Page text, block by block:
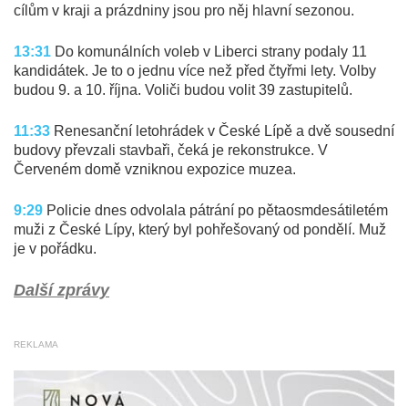
cílům v kraji a prázdniny jsou pro něj hlavní sezonou.
13:31 Do komunálních voleb v Liberci strany podaly 11
kandidátek. Je to o jednu více než před čtyřmi lety. Volby
budou 9. a 10. října. Voliči budou volit 39 zastupitelů.
11:33 Renesanční letohrádek v České Lípě a dvě sousední
budovy převzali stavbaři, čeká je rekonstrukce. V
Červeném domě vzniknou expozice muzea.
9:29 Policie dnes odvolala pátrání po pětaosmdesátiletém
muži z České Lípy, který byl pohřešovaný od pondělí. Muž
je v pořádku.
Další zprávy
REKLAMA